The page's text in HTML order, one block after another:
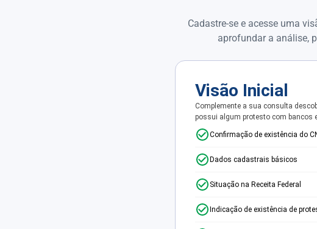
Cadastre-se e acesse uma
aprofundar a análise,
Visão Inicial
Complemente a sua consulta
possui algum protesto com bancos
Confirmação de existência do
Dados cadastrais básicos
Situação na Receita Federal
Indicação de existência de